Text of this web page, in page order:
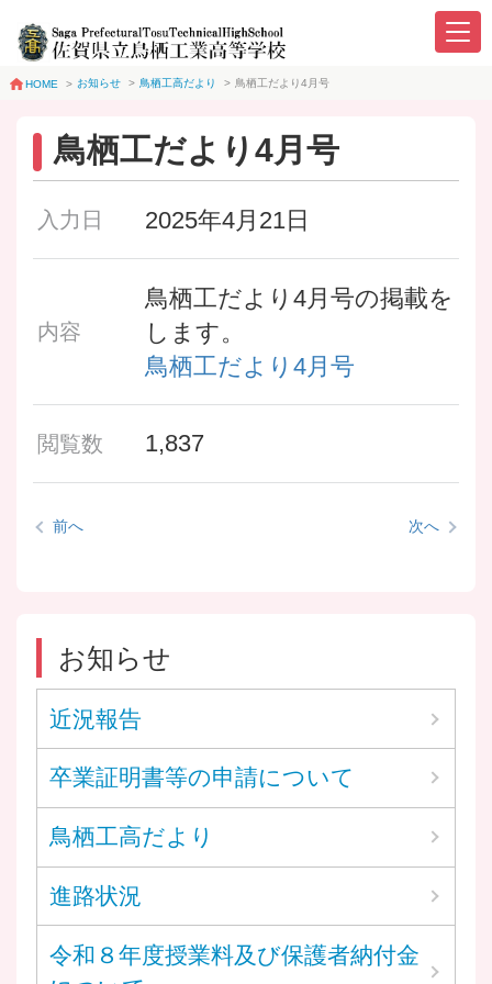
HOME > お知らせ > 鳥栖工高だより > 鳥栖工だより4月号
鳥栖工だより4月号
入力日 2025年4月21日
内容
鳥栖工だより4月号の掲載を
します。
鳥栖工だより4月号
閲覧数 1,837
前へ 次へ
お知らせ
近況報告
卒業証明書等の申請について
鳥栖工高だより
進路状況
令和８年度授業料及び保護者納付金